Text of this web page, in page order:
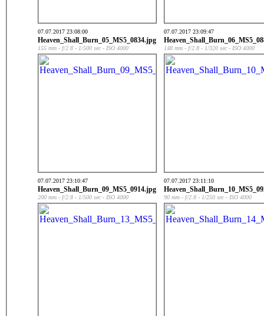
07.07.2017 23:08:00
Heaven_Shall_Burn_05_MS5_0834.jpg
155 mm - f/2.8 - 1/500 sec - ISO 4000
07.07.2017 23:09:47
148 mm - f/2.8 - 1/320 sec - ISO 4000
07.07.2017 23:10:47
Heaven_Shall_Burn_09_MS5_0914.jpg
200 mm - f/2.8 - 1/500 sec - ISO 4000
07.07.2017 23:11:10
90 mm - f/2.8 - 1/250 sec - ISO 4000